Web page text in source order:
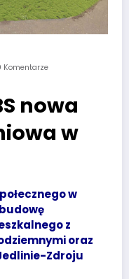
Komentarze
nowa
w
w
z
oraz
Zdroju